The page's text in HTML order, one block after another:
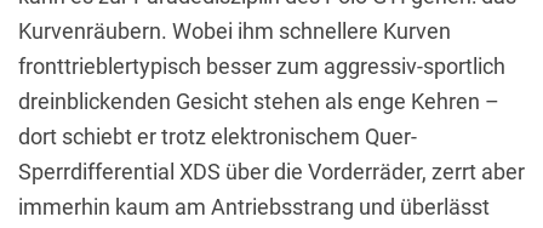
Kurvenräubern. Wobei ihm schnellere Kurven
fronttrieblertypisch besser zum aggressiv-sportlich
dreinblickenden Gesicht stehen als enge Kehren –
dort schiebt er trotz elektronischem Quer-
Sperrdifferential XDS über die Vorderräder, zerrt aber
immerhin kaum am Antriebsstrang und überlässt